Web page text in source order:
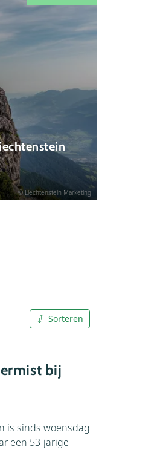
© Liechtenstein Marketing
Sorteren
A tot Z
bij
is sinds woensdag
een 53-jarige